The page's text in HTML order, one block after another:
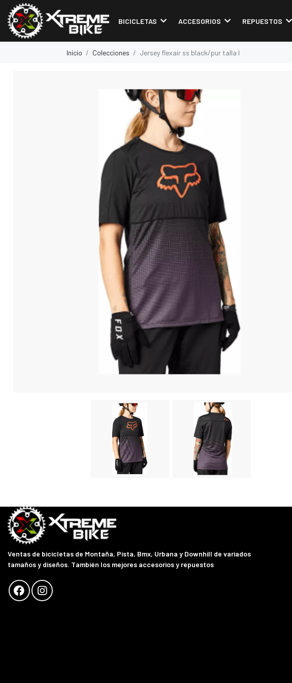
BICICLETAS ACCESORIOS REPUESTOS
Inicio Colecciones Jersey flexair ss black/pur talla l
Ventas de bicicletas de Montaña, Pista, Bmx, Urbana y Downhill de variados
tamaños y diseños. También los mejores accesorios y repuestos